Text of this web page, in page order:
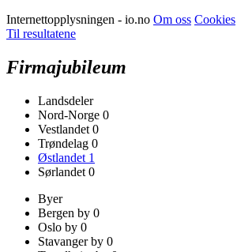
Internettopplysningen - io.no Om oss Cookies
Til resultatene
Firmajubileum
Landsdeler
Nord-Norge 0
Vestlandet 0
Trøndelag 0
Østlandet 1
Sørlandet 0
Byer
Bergen by 0
Oslo by 0
Stavanger by 0